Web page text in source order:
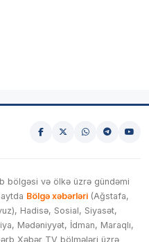
bölgəsi və ölkə üzrə gündəmi
Bölgə xəbərləri (Ağstafa,
Hadisə, Sosial, Siyasət,
Mədəniyyət, İdman, Maraqlı,
Xəbər TV bölmələri üzrə